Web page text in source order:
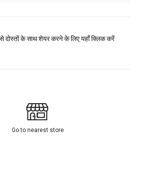
दोस्तों के साथ शेयर करने के लिए यहाँ क्लिक करें
Go to nearest store